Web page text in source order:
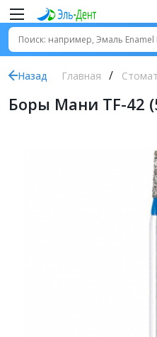
Назад Главная
Боры Мани TF-42